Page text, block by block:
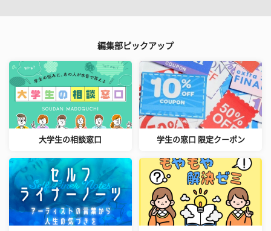
編集部ピックアップ
大学生の相談窓口 学生の窓口 限定クーポン